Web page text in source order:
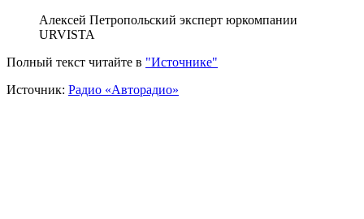
Алексей Петропольский эксперт юркомпании
URVISTA
Полный текст читайте в "Источнике"
Источник: Радио «Авторадио»